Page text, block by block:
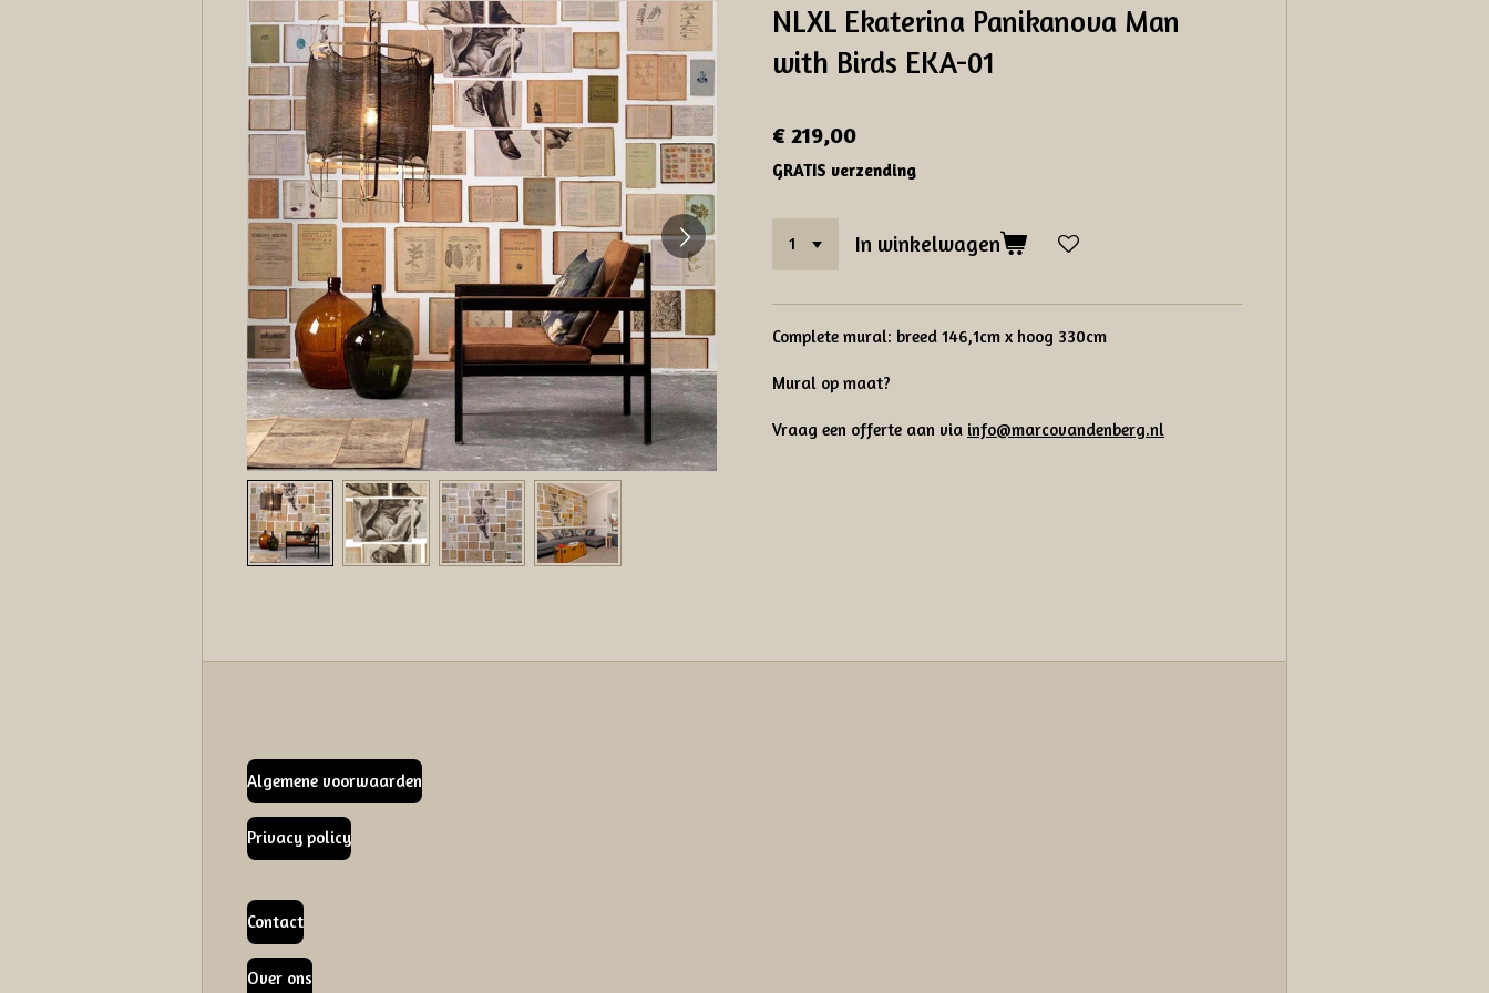
NLXL Ekaterina Panikanova Man
with Birds EKA-01
€ 219,00
GRATIS verzending
In winkelwagen
Complete mural: breed 146,1cm x hoog 330cm
Mural op maat?
Vraag een offerte aan via info@marcovandenberg.nl
Algemene voorwaarden
Privacy policy
Contact
Over ons